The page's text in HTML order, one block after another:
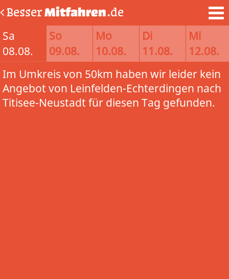
BesserMitfahren.de
Sa
08.08.
So
09.08.
Mo
10.08.
Di
11.08.
Mi
12.08.
Im Umkreis von 50km haben wir leider kein
Angebot von Leinfelden-Echterdingen nach
Titisee-Neustadt für diesen Tag gefunden.